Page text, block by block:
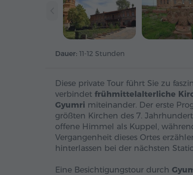
Dauer: 11-12 Stunden
Diese private Tour führt Sie zu
verbindet frühmittelalterliche
Gyumri miteinander. Der erste
größten Kirchen des 7.
offene Himmel als Kuppel,
Vergangenheit dieses Ortes
hinterlassen bei der nächsten
Eine Besichtigungstour durch